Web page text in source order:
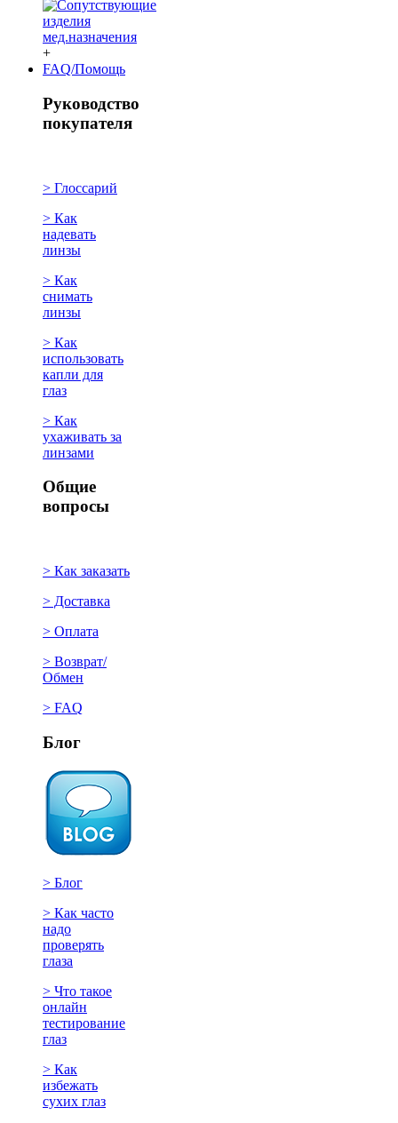
+
FAQ/Помощь
Руководство
покупателя
> Глоссарий
> Как
надевать
линзы
> Как
снимать
линзы
> Как
использовать
капли для
глаз
> Как
ухаживать за
линзами
Общие
вопросы
> Как заказать
> Доставка
> Оплата
> Возврат/
Обмен
> FAQ
Блог
> Блог
> Как часто
надо
проверять
глаза
> Что такое
онлайн
тестирование
глаз
> Как
избежать
сухих глаз